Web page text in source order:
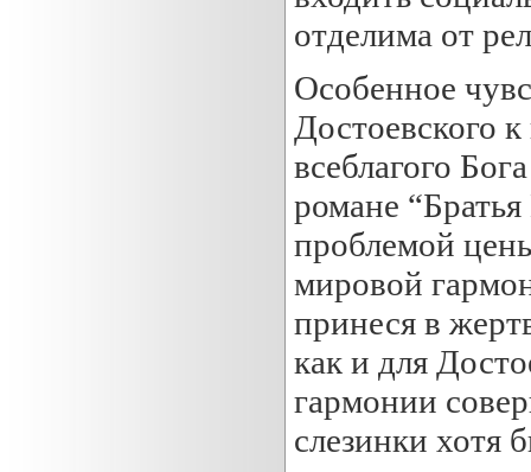
отделима от
Особенное
Достоевского
всеблагого
романе
проблемой
мировой
принеся в
как и для
гармонии
слезинки хотя